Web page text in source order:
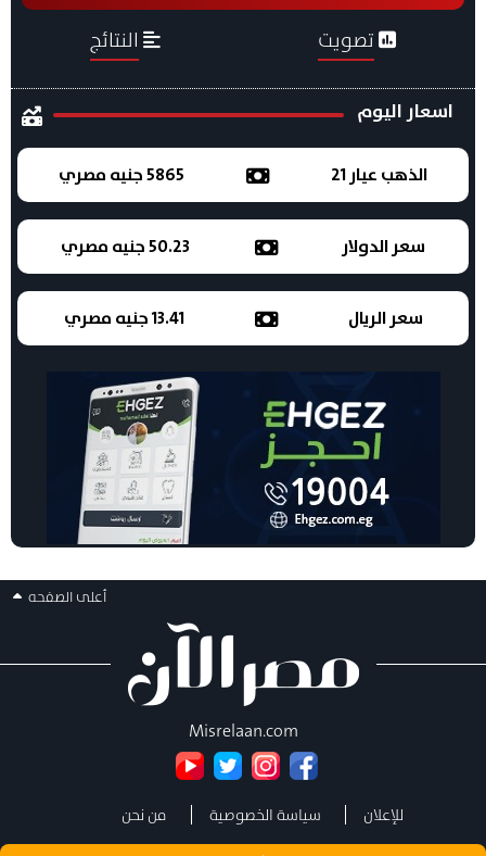
تصويت النتائج
اسعار اليوم
الذهب عيار 21 5865 جنيه مصري
سعر الدولار 50.23 جنيه مصري
سعر الريال 13.41 جنيه مصري
أعلى الصفحه
Misrelaan.com
للإعلان سياسة الخصوصية من نحن